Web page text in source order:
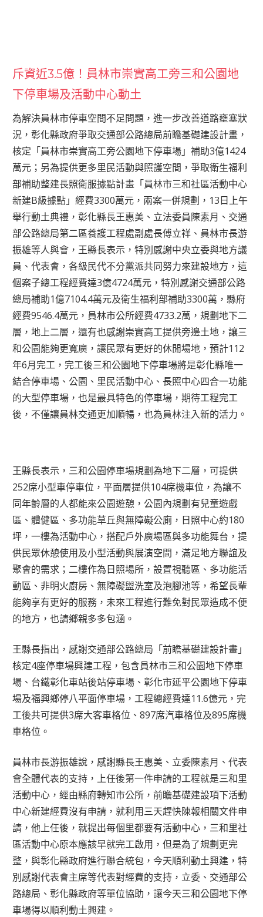
斥資近3.5億！員林市崇實高工旁三和公園地
下停車場及活動中心動土
為解決員林市停車空間不足問題，進一步改善道路壅塞狀
況，彰化縣政府爭取交通部公路總局前瞻基礎建設計畫，
核定「員林市崇實高工旁公園地下停車場」補助3億1424
萬元；另為提供更多里民活動與照護空間，爭取衛生福利
部補助整建長照衛服據點計畫「員林市三和社區活動中心
新建B級據點」經費3300萬元，兩案一併規劃，13日上午
舉行動土典禮，彰化縣長王惠美、立法委員陳素月、交通
部公路總局第二區養護工程處副處長傅立祥、員林市長游
振雄等人與會，王縣長表示，特別感謝中央立委與地方議
員、代表會，各級民代不分黨派共同努力來建設地方，這
個案子總工程經費達3億4724萬元，特別感謝交通部公路
總局補助1億7104.4萬元及衛生福利部補助3300萬，縣府
經費9546.4萬元，員林市公所經費4733.2萬，規劃地下二
層，地上二層，還有也感謝崇實高工提供旁邊土地，讓三
和公園能夠更寬廣，讓民眾有更好的休閒場地，預計112
年6月完工，完工後三和公園地下停車場將是彰化縣唯一
結合停車場、公園、里民活動中心、長照中心四合一功能
的大型停車場，也是最具特色的停車場，期待工程完工
後，不僅讓員林交通更加順暢，也為員林注入新的活力。
王縣長表示，三和公園停車場規劃為地下二層，可提供
252席小型車停車位，平面層提供104席機車位，為讓不
同年齡層的人都能來公園遊憩，公園內規劃有兒童遊戲
區、體健區、多功能草丘與無障礙公廁，日照中心約180
坪，一樓為活動中心，搭配戶外廣場區與多功能舞台，提
供民眾休憩使用及小型活動與展演空間，滿足地方聯誼及
聚會的需求；二樓作為日照場所，設置視聽區、多功能活
動區、非明火廚房、無障礙盥洗室及泡腳池等，希望長輩
能夠享有更好的服務，未來工程進行難免對民眾造成不便
的地方，也請鄉親多多包涵。
王縣長指出，感謝交通部公路總局「前瞻基礎建設計畫」
核定4座停車場興建工程，包含員林市三和公園地下停車
場、台鐵彰化車站後站停車場、彰化市延平公園地下停車
場及福興鄉停八平面停車場，工程總經費達11.6億元，完
工後共可提供3席大客車格位、897席汽車格位及895席機
車格位。
員林市長游振雄說，感謝縣長王惠美、立委陳素月、代表
會全體代表的支持，上任後第一件申請的工程就是三和里
活動中心，經由縣府轉知市公所，前瞻基礎建設項下活動
中心新建經費沒有申請，就利用三天趕快陳報相關文件申
請，他上任後，就提出每個里都要有活動中心，三和里社
區活動中心原本應該早就完工啟用，但是為了規劃更完
整，與彰化縣政府進行聯合統包，今天順利動土興建，特
別感謝代表會主席等代表對經費的支持，立委、交通部公
路總局、彰化縣政府等單位協助，讓今天三和公園地下停
車場得以順利動土興建。